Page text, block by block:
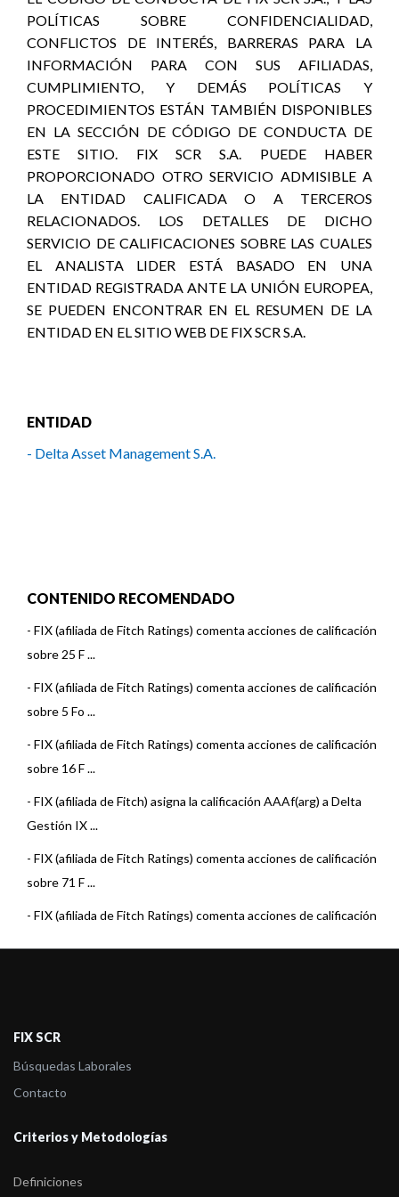
POLÍTICAS SOBRE CONFIDENCIALIDAD,
CONFLICTOS DE INTERÉS, BARRERAS PARA LA
INFORMACIÓN PARA CON SUS AFILIADAS,
CUMPLIMIENTO, Y DEMÁS POLÍTICAS Y
PROCEDIMIENTOS ESTÁN TAMBIÉN DISPONIBLES
EN LA SECCIÓN DE CÓDIGO DE CONDUCTA DE
ESTE SITIO. FIX SCR S.A. PUEDE HABER
PROPORCIONADO OTRO SERVICIO ADMISIBLE A
LA ENTIDAD CALIFICADA O A TERCEROS
RELACIONADOS. LOS DETALLES DE DICHO
SERVICIO DE CALIFICACIONES SOBRE LAS CUALES
EL ANALISTA LIDER ESTÁ BASADO EN UNA
ENTIDAD REGISTRADA ANTE LA UNIÓN EUROPEA,
SE PUEDEN ENCONTRAR EN EL RESUMEN DE LA
ENTIDAD EN EL SITIO WEB DE FIX SCR S.A.
ENTIDAD
- Delta Asset Management S.A.
CONTENIDO RECOMENDADO
- FIX (afiliada de Fitch Ratings) comenta acciones de calificación
sobre 25 F ...
- FIX (afiliada de Fitch Ratings) comenta acciones de calificación
sobre 5 Fo ...
- FIX (afiliada de Fitch Ratings) comenta acciones de calificación
sobre 16 F ...
- FIX (afiliada de Fitch) asigna la calificación AAAf(arg) a Delta
Gestión IX ...
- FIX (afiliada de Fitch Ratings) comenta acciones de calificación
sobre 71 F ...
- FIX (afiliada de Fitch Ratings) comenta acciones de calificación
- FIX (afiliada de Fitch Ratings) comenta acciones de calificación
FIX (afiliada de Fitch) asigna la calificación AAAf(arg) a Delta
-FIX (afiliada de Fitch Ratings) comenta acciones de calificación
FIX SCR
Búsquedas Laborales
Contacto
Criterios y Metodologías
Definiciones